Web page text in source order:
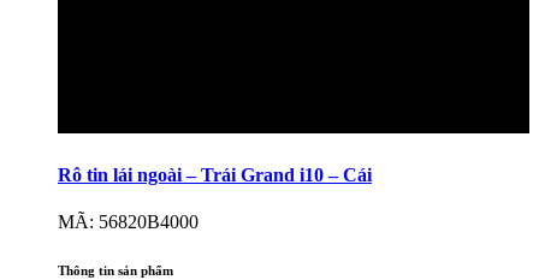
Rô tin lái ngoài – Trái Grand i10 – Cái
MÃ: 56820B4000
Thông tin sản phẩm